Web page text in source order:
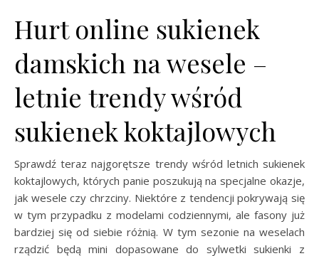
Hurt online sukienek
damskich na wesele –
letnie trendy wśród
sukienek koktajlowych
Sprawdź teraz najgorętsze trendy wśród letnich sukienek
koktajlowych, których panie poszukują na specjalne okazje,
jak wesele czy chrzciny. Niektóre z tendencji pokrywają się
w tym przypadku z modelami codziennymi, ale fasony już
bardziej się od siebie różnią. W tym sezonie na weselach
rządzić będą mini dopasowane do sylwetki sukienki z